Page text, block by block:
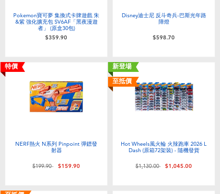
Pokemon寶可夢 集換式卡牌遊戲 朱
&紫 強化擴充包 SV6AF「黑夜漫遊
者」 (原盒30包)
$359.90
Disney迪士尼 反斗奇兵-巴斯光年路
障燈
$598.70
特價
NERF熱火 N系列 Pinpoint 彈鏢發
射器
價格從
$199.90至$159.90
新登場
至抵價
Hot Wheels風火輪 火辣跑車 2026 L
Dash (原箱72架裝) - 隨機發貨
價格從
$1,130.00至$1,045.00